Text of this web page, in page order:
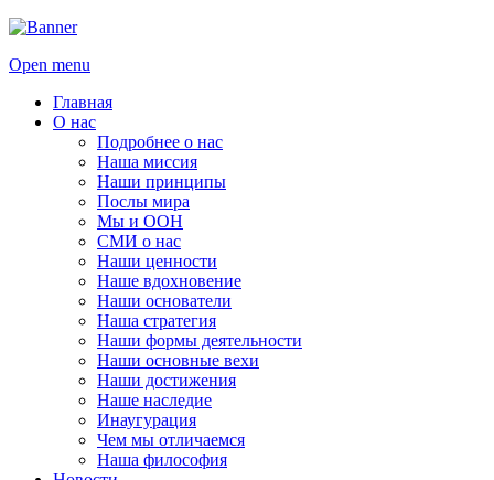
Open menu
Главная
О нас
Подробнее о нас
Наша миссия
Наши принципы
Послы мира
Мы и ООН
СМИ о нас
Наши ценности
Наше вдохновение
Наши основатели
Наша стратегия
Наши формы деятельности
Наши основные вехи
Наши достижения
Наше наследие
Инаугурация
Чем мы отличаемся
Наша философия